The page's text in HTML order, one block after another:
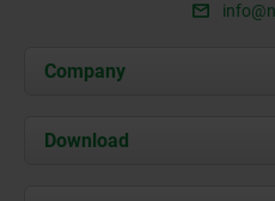
Company
About us
Download